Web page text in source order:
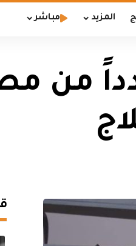
المزيد مباشر
من